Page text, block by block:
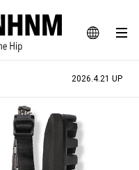
JA
EN
SNAP
フスタイルWEBマガジン
の逸品
2026.4.21 UP